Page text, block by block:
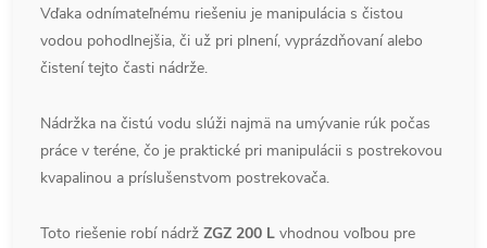
Vďaka odnímateľnému riešeniu je manipulácia s čistou
vodou pohodlnejšia, či už pri plnení, vyprázdňovaní alebo
čistení tejto časti nádrže.
Nádržka na čistú vodu slúži najmä na umývanie rúk počas
práce v teréne, čo je praktické pri manipulácii s postrekovou
kvapalinou a príslušenstvom postrekovača.
Toto riešenie robí nádrž ZGZ 200 L vhodnou voľbou pre